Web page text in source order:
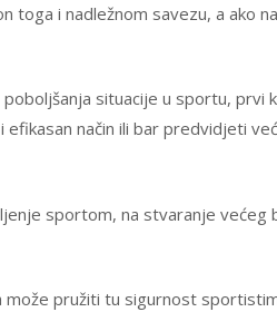
toga i nadležnom savezu, a ako
situacije u sportu,
način ili bar predvidjeti
sportom, na stvaranje
pružiti tu sigurnost